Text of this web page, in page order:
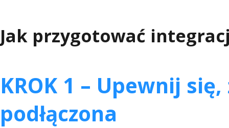
Jak przygotować
KROK 1 – Upewnij
podłączona